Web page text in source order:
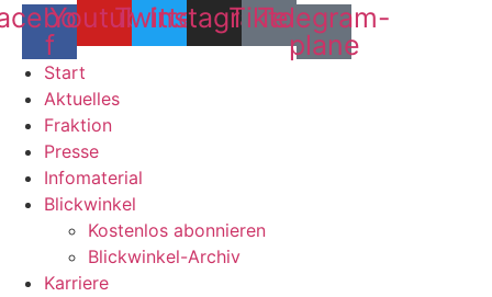
f
YoutubeTwitter
Instagram
Tiktok
Telegram-
plane
Start
Aktuelles
Fraktion
Presse
Infomaterial
Blickwinkel
Kostenlos abonnieren
Blickwinkel-Archiv
Karriere